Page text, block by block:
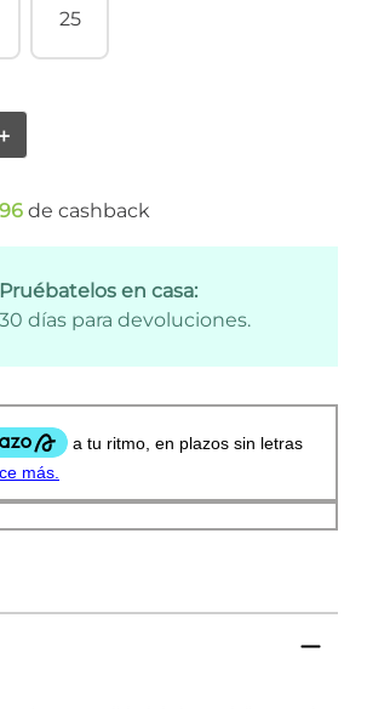
25
＋
96 de cashback
Pruébatelos en casa:
30 días para devoluciones.